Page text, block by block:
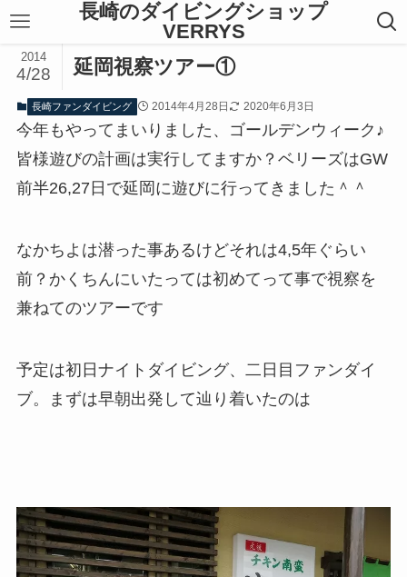
長崎のダイビングショップ
VERRYS
延岡視察ツアー①
2014
4/28
長崎ファンダイビング 2014年4月28日 2020年6月3日
今年もやってまいりました、ゴールデンウィーク♪
皆様遊びの計画は実行してますか？ベリーズはGW
前半26,27日で延岡に遊びに行ってきました＾＾
なかちよは潜った事あるけどそれは4,5年ぐらい
前？かくちんにいたっては初めてって事で視察を
兼ねてのツアーです
予定は初日ナイトダイビング、二日目ファンダイ
ブ。まずは早朝出発して辿り着いたのは